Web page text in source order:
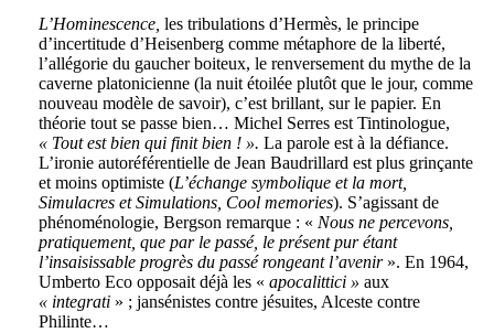
L’Hominescence, les tribulations d’Hermès, le principe
d’incertitude d’Heisenberg comme métaphore de la liberté,
l’allégorie du gaucher boiteux, le renversement du mythe de la
caverne platonicienne (la nuit étoilée plutôt que le jour, comme
nouveau modèle de savoir), c’est brillant, sur le papier. En
théorie tout se passe bien… Michel Serres est Tintinologue,
« Tout est bien qui finit bien ! ». La parole est à la défiance.
L’ironie autoréférentielle de Jean Baudrillard est plus grinçante
et moins optimiste (L’échange symbolique et la mort,
Simulacres et Simulations, Cool memories). S’agissant de
phénoménologie, Bergson remarque : « Nous ne percevons,
pratiquement, que par le passé, le présent pur étant
l’insaisissable progrès du passé rongeant l’avenir». En 1964,
Umberto Eco opposait déjà les « apocalittici » aux
« integrati» ; jansénistes contre jésuites, Alceste contre
Philinte…